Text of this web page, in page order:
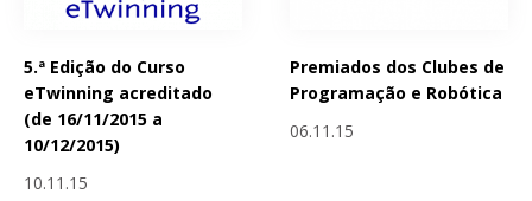
5.ª Edição do Curso
eTwinning acreditado
(de 16/11/2015 a
10/12/2015)
10.11.15
Premiados dos Clubes de
Programação e Robótica
06.11.15